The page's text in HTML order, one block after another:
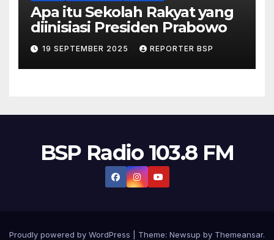
Apa itu Sekolah Rakyat yang
diinisiasi Presiden Prabowo
19 SEPTEMBER 2025 REPORTER BSP
BSP Radio 103.8 FM
Proudly powered by WordPress Theme: Newsup by Themeansar.